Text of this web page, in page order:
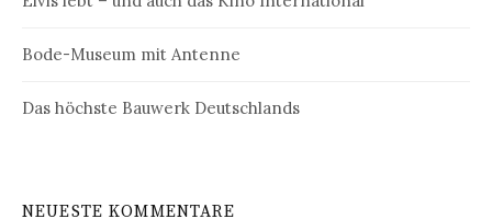
Bode-Museum mit Antenne
Das höchste Bauwerk Deutschlands
NEUESTE KOMMENTARE